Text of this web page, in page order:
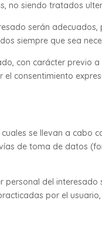
no siendo tratados
serán
siempre que sea
con carácter previo
consentimiento
se llevan a cabo
de toma de datos
personal del
por el